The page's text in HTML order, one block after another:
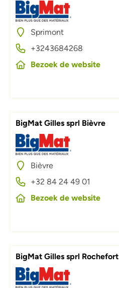
Afbeelding
Sprimont
+3243684268
Bezoek de website
BigMat Gilles sprl Bièvre
Afbeelding
Bièvre
+32 84 24 49 01
Bezoek de website
BigMat Gilles sprl Rochefort
Afbeelding